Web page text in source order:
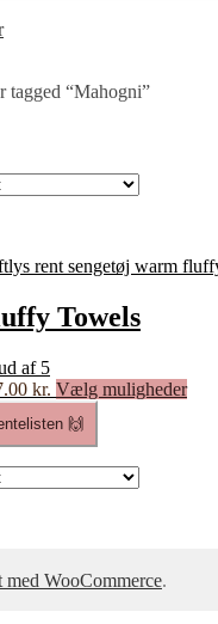
tagged “Mahogni”
Towels
af 5
kr. Prisinterval:
31.00 kr.
til
107.00 kr.
Vælg mulighederDette
🙌
med WooCommerce.